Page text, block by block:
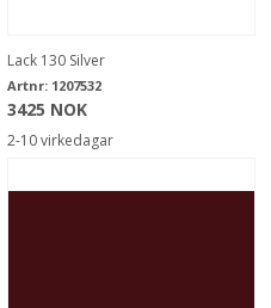
Lack 130 Silver
Artnr: 1207532
3425 NOK
2-10 virkedagar